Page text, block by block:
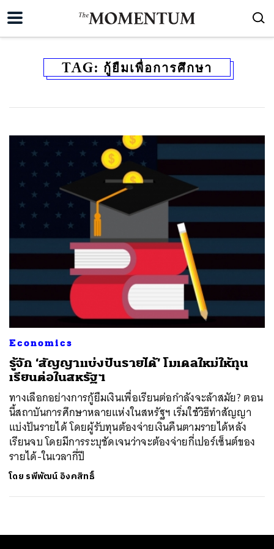
TAG: กู้ยืมเพื่อการศึกษา
Economics
รู้จัก ‘สัญญาแบ่งปันรายได้’ โมเดลใหม่ให้ทุน
เรียนต่อในสหรัฐฯ
ทางเลือกอย่างการกู้ยืมเงินเพื่อเรียนต่อกำลังจะล้าสมัย? ตอน
นี้สถาบันการศึกษาหลายแห่งในสหรัฐฯ เริ่มใช้วิธีทำสัญญา
แบ่งปันรายได้ โดยผู้รับทุนต้องจ่ายเงินคืนตามรายได้หลัง
เรียนจบ โดยมีการระบุชัดเจนว่าจะต้องจ่ายกี่เปอร์เซ็นต์ของ
รายได้-ในเวลากี่ปี
โดย รพีพัฒน์ อิงคสิทธิ์
SHARE TWEET LINE EMAIL